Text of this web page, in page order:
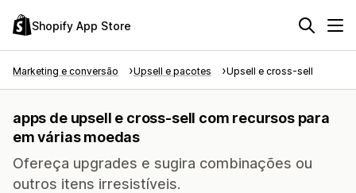
Shopify App Store
Marketing e conversão Upsell e pacotes Upsell e cross-sell
apps de upsell e cross-sell com recursos para
em várias moedas
Ofereça upgrades e sugira combinações ou
outros itens irresistíveis.